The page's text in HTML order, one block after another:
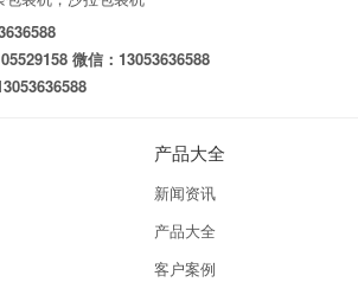
微信：13053636588
产品大全
新闻资讯
产品大全
客户案例